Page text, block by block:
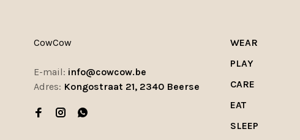
CowCow
E-mail: info@cowcow.be
Adres: Kongostraat 21, 2340 Beerse
WEAR
PLAY
CARE
EAT
SLEEP